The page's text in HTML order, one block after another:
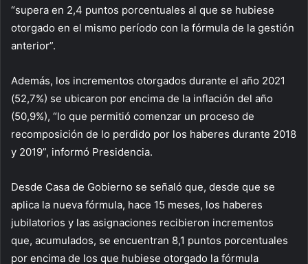
“supera en 2,4 puntos porcentuales al que se hubiese
otorgado en el mismo período con la fórmula de la gestión
anterior”.
Además, los incrementos otorgados durante el año 2021
(52,7%) se ubicaron por encima de la inflación del año
(50,9%), “lo que permitió comenzar un proceso de
recomposición de lo perdido por los haberes durante 2018
y 2019”, informó Presidencia.
Desde Casa de Gobierno se señaló que, desde que se
aplica la nueva fórmula, hace 15 meses, los haberes
jubilatorios y las asignaciones recibieron incrementos
que, acumulados, se encuentran 8,1 puntos porcentuales
por encima de los que hubiese otorgado la fórmula